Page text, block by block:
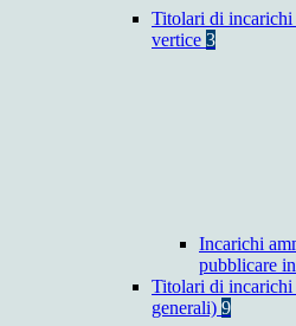
Titolari di
vertice 3
Incarichi
pubblicare
Titolari di
generali) 9